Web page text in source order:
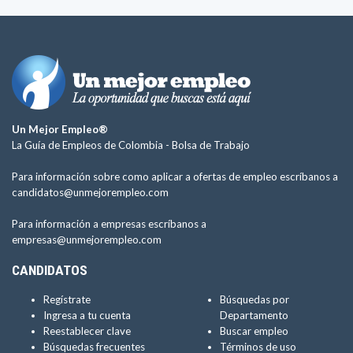
Un Mejor Empleo®
La Guía de Empleos de Colombia - Bolsa de Trabajo
Para información sobre como aplicar a ofertas de empleo escríbanos a
candidatos@unmejorempleo.com
Para información a empresas escríbanos a
empresas@unmejorempleo.com
CANDIDATOS
Regístrate
Ingresa a tu cuenta
Reestablecer clave
Búsquedas frecuentes
Búsquedas por
Departamento
Buscar empleo
Términos de uso